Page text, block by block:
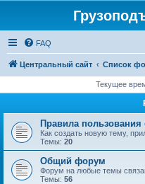
FAQ
Центральный сайт Список
Текущее
Правила
Как создать новую тему,
Темы: 20
Общий форум
Форум на любые темы
Темы: 56